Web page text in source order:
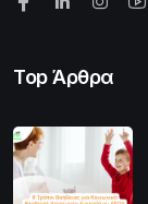
Top Άρθρα